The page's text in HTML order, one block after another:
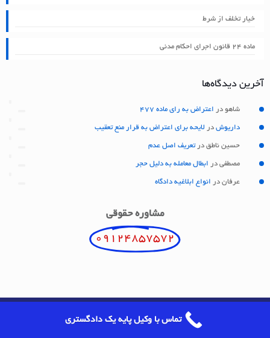
خیار تخلف از شرط
ماده ۲۴ قانون اجرای احکام مدنی
آخرین دیدگاه‌ها
شاهو در اعتراض به رای ماده 477
داریوش در لایحه برای اعتراض به قرار منع تعقیب
حسین ناطق درتعریف اصل عدم
مصطفی در ابطال معامله به دلیل حجر
عرفان در انواع ابلاغیه دادگاه
مشاوره حقوقی
09124857572
تماس با وکیل پایه یک دادگستری